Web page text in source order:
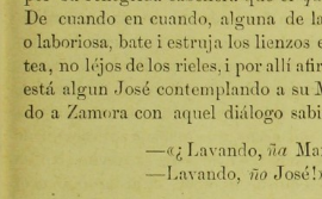
A los viajeros
En la Estación de Valparaíso
El banquete de inauguración i el
Viña del Mar
Bosquejo histórico